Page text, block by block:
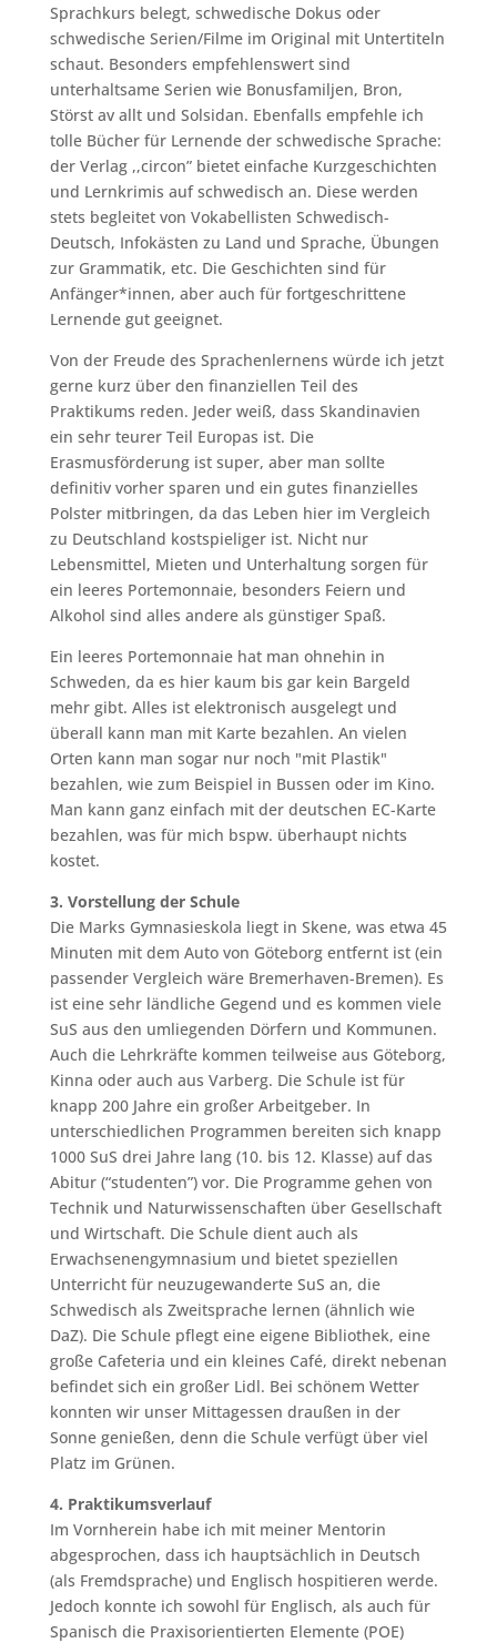
Sprachkurs belegt, schwedische Dokus oder
schwedische Serien/Filme im Original mit Untertiteln
schaut. Besonders empfehlenswert sind
unterhaltsame Serien wie Bonusfamiljen, Bron,
Störst av allt und Solsidan. Ebenfalls empfehle ich
tolle Bücher für Lernende der schwedische Sprache:
der Verlag ,,circon” bietet einfache Kurzgeschichten
und Lernkrimis auf schwedisch an. Diese werden
stets begleitet von Vokabellisten Schwedisch-
Deutsch, Infokästen zu Land und Sprache, Übungen
zur Grammatik, etc. Die Geschichten sind für
Anfänger*innen, aber auch für fortgeschrittene
Lernende gut geeignet.
Von der Freude des Sprachenlernens würde ich jetzt
gerne kurz über den finanziellen Teil des
Praktikums reden. Jeder weiß, dass Skandinavien
ein sehr teurer Teil Europas ist. Die
Erasmusförderung ist super, aber man sollte
definitiv vorher sparen und ein gutes finanzielles
Polster mitbringen, da das Leben hier im Vergleich
zu Deutschland kostspieliger ist. Nicht nur
Lebensmittel, Mieten und Unterhaltung sorgen für
ein leeres Portemonnaie, besonders Feiern und
Alkohol sind alles andere als günstiger Spaß.
Ein leeres Portemonnaie hat man ohnehin in
Schweden, da es hier kaum bis gar kein Bargeld
mehr gibt. Alles ist elektronisch ausgelegt und
überall kann man mit Karte bezahlen. An vielen
Orten kann man sogar nur noch "mit Plastik"
bezahlen, wie zum Beispiel in Bussen oder im Kino.
Man kann ganz einfach mit der deutschen EC-Karte
bezahlen, was für mich bspw. überhaupt nichts
kostet.
3. Vorstellung der Schule
Die Marks Gymnasieskola liegt in Skene, was etwa 45
Minuten mit dem Auto von Göteborg entfernt ist (ein
passender Vergleich wäre Bremerhaven-Bremen). Es
ist eine sehr ländliche Gegend und es kommen viele
SuS aus den umliegenden Dörfern und Kommunen.
Auch die Lehrkräfte kommen teilweise aus Göteborg,
Kinna oder auch aus Varberg. Die Schule ist für
knapp 200 Jahre ein großer Arbeitgeber. In
unterschiedlichen Programmen bereiten sich knapp
1000 SuS drei Jahre lang (10. bis 12. Klasse) auf das
Abitur (“studenten”) vor. Die Programme gehen von
Technik und Naturwissenschaften über Gesellschaft
und Wirtschaft. Die Schule dient auch als
Erwachsenengymnasium und bietet speziellen
Unterricht für neuzugewanderte SuS an, die
Schwedisch als Zweitsprache lernen (ähnlich wie
DaZ). Die Schule pflegt eine eigene Bibliothek, eine
große Cafeteria und ein kleines Café, direkt nebenan
befindet sich ein großer Lidl. Bei schönem Wetter
konnten wir unser Mittagessen draußen in der
Sonne genießen, denn die Schule verfügt über viel
Platz im Grünen.
4. Praktikumsverlauf
Im Vornherein habe ich mit meiner Mentorin
abgesprochen, dass ich hauptsächlich in Deutsch
(als Fremdsprache) und Englisch hospitieren werde.
Jedoch konnte ich sowohl für Englisch, als auch für
Spanisch die Praxisorientierten Elemente (POE)